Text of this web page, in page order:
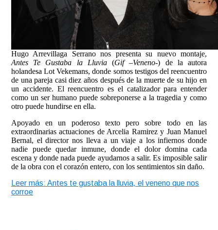
Hugo Arrevillaga Serrano nos presenta su nuevo montaje,
Antes Te Gustaba la Lluvia(Gif–Veneno-) de la autora
holandesa Lot Vekemans, donde somos testigos del reencuentro
de una pareja casi diez años después de la muerte de su hijo en
un accidente. El reencuentro es el catalizador para entender
como un ser humano puede sobreponerse a la tragedia y como
otro puede hundirse en ella.
Apoyado en un poderoso texto pero sobre todo en las
extraordinarias actuaciones de Arcelia Ramirez y Juan Manuel
Bernal, el director nos lleva a un viaje a los infiernos donde
nadie puede quedar inmune, donde el dolor domina cada
escena y donde nada puede ayudarnos a salir. Es imposible salir
de la obra con el corazón entero, con los sentimientos sin daño.
Leer más: Antes te gustaba la lluvia, el veneno que nos
corroe